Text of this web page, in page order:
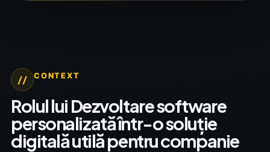
// CONTEXT
Rolul lui Dezvoltare software
personalizată într-o soluție
digitală utilă pentru companie